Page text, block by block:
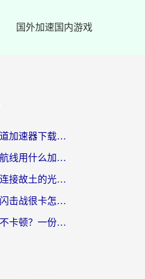
国外加速国内游戏
海外崩坏：星穹铁道加速器下载安装：一份给游子的终极网络指南
境外玩航海王热血航线用什么加速器？2026海外玩家实测最优方案（附欧洲问道堡垒前线加速技巧）
在异国他乡，寻找连接故土的光明大陆免费加速器
在海外玩坦克世界闪击战很卡怎么办？老玩家亲测有效的加速器选择指南
欧洲怎么玩新诛仙不卡顿？一份给海外游子的国服游戏畅玩指南